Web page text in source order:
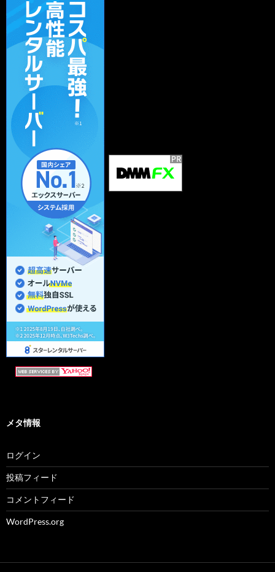
メタ情報
ログイン
投稿フィード
コメントフィード
WordPress.org